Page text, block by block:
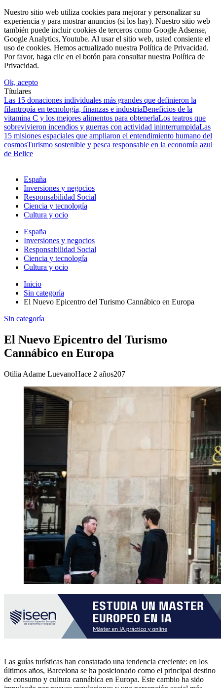
Nuestro sitio web utiliza cookies para mejorar y personalizar su
experiencia y para mostrar anuncios (si los hay). Nuestro sitio web
también puede incluir cookies de terceros como Google Adsense,
Google Analytics, Youtube. Al usar el sitio web, usted consiente el
uso de cookies. Hemos actualizado nuestra Política de Privacidad.
Por favor, haga clic en el botón para consultar nuestra Política de
Privacidad.
Ok, acepto
Títulares
Las 15 donaciones individuales más grandes que definieron la
filantropía en tecnología, finanzas e industriaBeneficios de la
vitamina C y los mejores alimentos para obtenerlaLos teatros que
sobrevivieron incendios y guerras con actividad ininterrumpidaLas
15 misiones espaciales que ampliaron el entendimiento humano del
cosmosTurismo sostenible y pesca responsable en la economía azul
de Belice
España
Inversiones y negocios
Responsabilidad Social
Ciencia y tecnología
Cultura y ocio
España
Inversiones y negocios
Responsabilidad Social
Ciencia y tecnología
Cultura y ocio
Inicio
Sin categoría
El Nuevo Epicentro del Turismo Cannábico en Europa
Sin categoría
El Nuevo Epicentro del Turismo
Cannábico en Europa
Otilia Adame LuevanoHace 2 años207
Las guías turísticas han constatado una tendencia creciente: en los
últimos años, Barcelona se ha posicionado como el principal destino
de consumo y cultura cannábica en Europa. Este cambio ha sido